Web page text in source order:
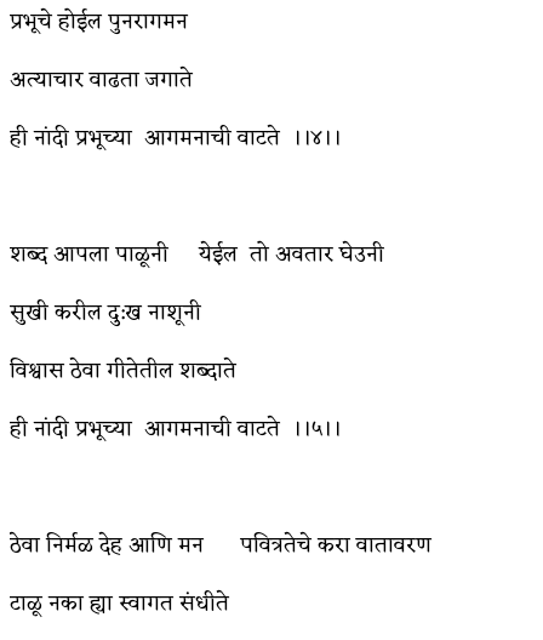
प्रभूचे होईल पुनरागमन
अत्याचार वाढता जगाते
ही नांदी प्रभूच्या आगमनाची वाटते ।।४।।
शब्द आपला पाळूनी येईल तो अवतार घेउनी
सुखी करील दु:ख नाशूनी
विश्वास ठेवा गीतेतील शब्दाते
ही नांदी प्रभूच्या आगमनाची वाटते ।।५।।
ठेवा निर्मळ देह आणि मन पवित्रतेचे करा वातावरण
टाळू नका ह्या स्वागत संधीते